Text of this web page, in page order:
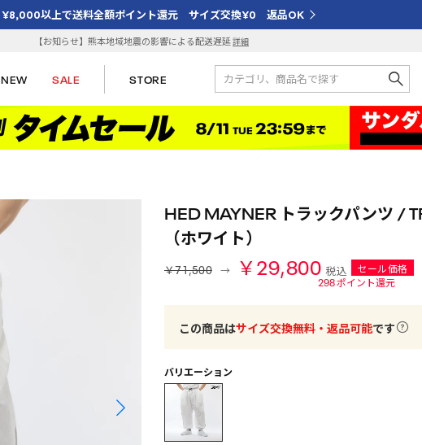
¥8,000以上で送料全額ポイント還元 サイズ交換¥0 返品OK
【お知らせ】熊本地域地震の影響による配送遅延詳細
NEW SALE STORE
HED MAYNER トラックパンツ /
（ホワイト）
￥71,500 ￥29,800 税込
セール価格
298ポイント還元
この商品はサイズ交換無料・返品可能です
バリエーション